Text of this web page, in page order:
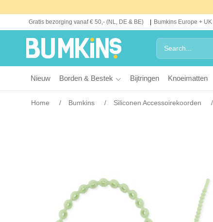
Gratis bezorging vanaf € 50,- (NL, DE & BE) Bumkins Europe + UK
Nieuw Borden & Bestek Bijtringen Knoeimatten
Home Bumkins Siliconen Accessoirekoorden